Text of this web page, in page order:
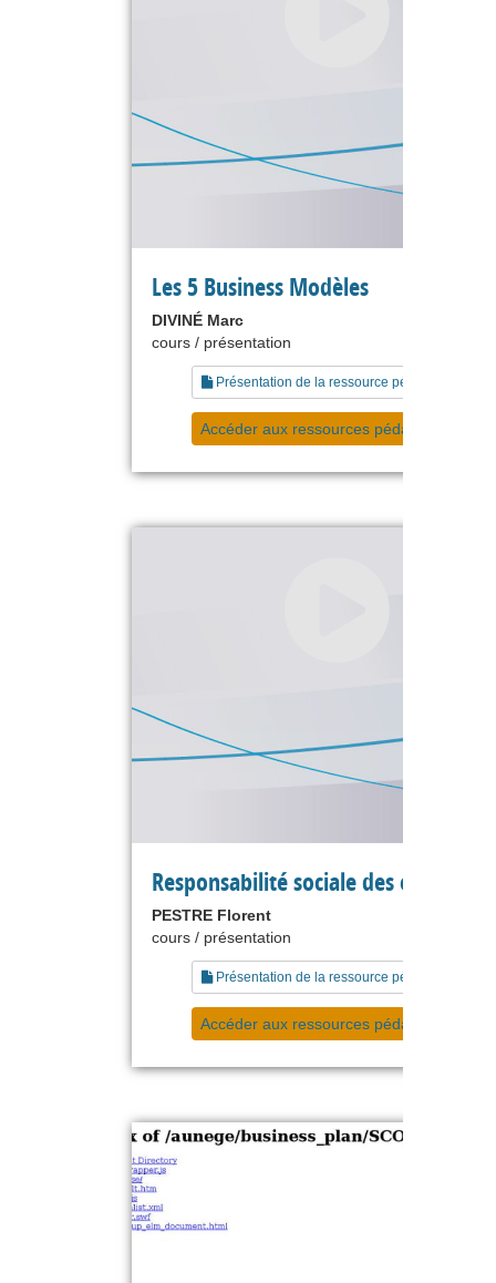
Les 5 Business Modèles
DIVINÉ Marc
cours / présentation
Présentation de la ressource pédagogique
Accéder aux ressources pédagogiques
Responsabilité sociale des
PESTRE Florent
cours / présentation
Présentation de la ressource pédagogique
Accéder aux ressources pédagogiques